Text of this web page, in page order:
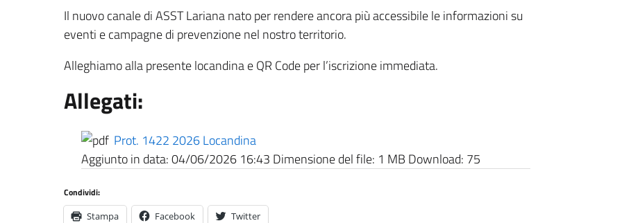
Il nuovo canale di ASST Lariana nato per rendere ancora più accessibile le informazioni su
eventi e campagne di prevenzione nel nostro territorio.
Alleghiamo alla presente locandina e QR Code per l’iscrizione immediata.
Allegati:
Prot. 1422 2026 Locandina
Aggiunto in data:04/06/2026 16:43 Dimensione del file: 1 MB Download: 75
Condividi:
Stampa Facebook Twitter